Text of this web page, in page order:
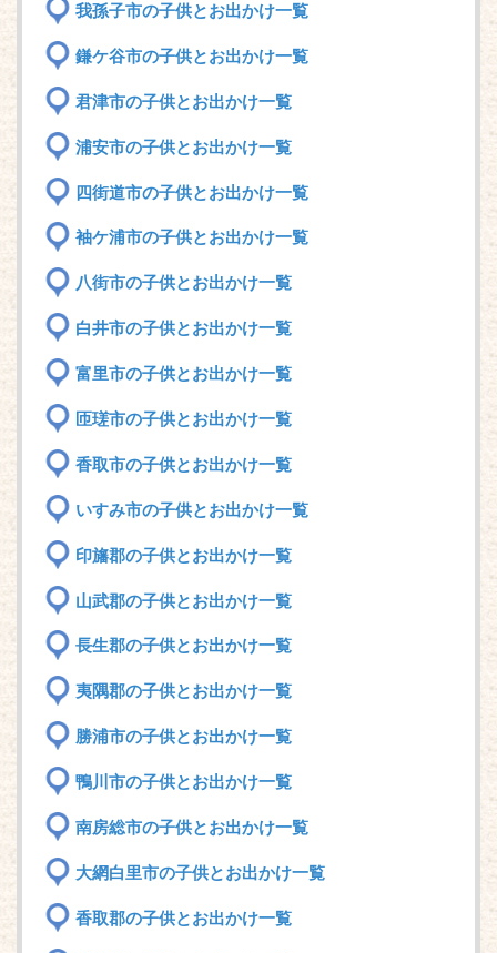
我孫子市の子供とお出かけ一覧
鎌ケ谷市の子供とお出かけ一覧
君津市の子供とお出かけ一覧
浦安市の子供とお出かけ一覧
四街道市の子供とお出かけ一覧
袖ケ浦市の子供とお出かけ一覧
八街市の子供とお出かけ一覧
白井市の子供とお出かけ一覧
富里市の子供とお出かけ一覧
匝瑳市の子供とお出かけ一覧
香取市の子供とお出かけ一覧
いすみ市の子供とお出かけ一覧
印旛郡の子供とお出かけ一覧
山武郡の子供とお出かけ一覧
長生郡の子供とお出かけ一覧
夷隅郡の子供とお出かけ一覧
勝浦市の子供とお出かけ一覧
鴨川市の子供とお出かけ一覧
南房総市の子供とお出かけ一覧
大網白里市の子供とお出かけ一覧
香取郡の子供とお出かけ一覧